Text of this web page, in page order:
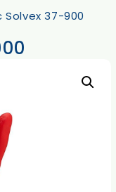
37-900